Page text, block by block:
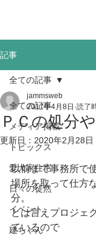
記事
全ての記事
メディア掲載
トピックス
愛犬家住宅
日々の徒然
イベント
建ちゃん
全ての記事
ＰＣの処分
jammsweb
2017年4月8日 読了
更新日： 2020年2月28日
以前まで事務所で
場所を取って仕方
分。
とは言えプロジェ
ているので